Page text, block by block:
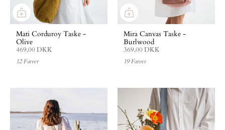
Mati Corduroy Taske -
Olive
469,00 DKK
12 Farver
Mira Canvas Taske -
Burlwood
369,00 DKK
19 Farver